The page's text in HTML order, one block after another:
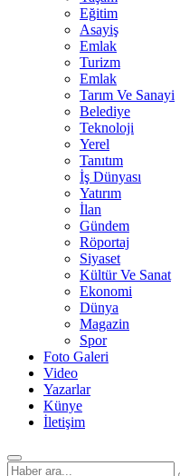
Eğitim
Asayiş
Emlak
Turizm
Emlak
Tarım Ve Sanayi
Belediye
Teknoloji
Yerel
Tanıtım
İş Dünyası
Yatırım
İlan
Gündem
Röportaj
Siyaset
Kültür Ve Sanat
Ekonomi
Dünya
Magazin
Spor
Foto Galeri
Video
Yazarlar
Künye
İletişim